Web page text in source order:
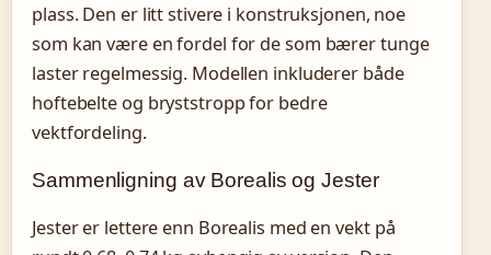
plass. Den er litt stivere i konstruksjonen, noe
som kan være en fordel for de som bærer tunge
laster regelmessig. Modellen inkluderer både
hoftebelte og bryststropp for bedre
vektfordeling.
Sammenligning av Borealis og Jester
Jester er lettere enn Borealis med en vekt på